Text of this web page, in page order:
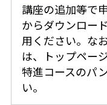
講座の追加等で
からダウンロー
用ください。な
は、トップペー
特進コースのパ
い。